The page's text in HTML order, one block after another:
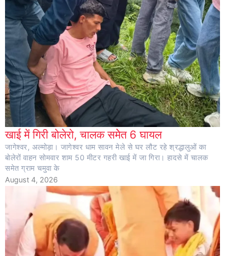
खाई में गिरी बोलेरो, चालक समेेत 6 घायल
जागेश्वर, अल्मोड़ा। जागेश्वर धाम सावन मेले से घर लौट रहे श्रद्धालुओं का
बोलेरों वाहन सोमवार शाम 50 मीटर गहरी खाई में जा गिरा। हादसे में चालक
समेत ग्राम चमुवा के
August 4, 2026